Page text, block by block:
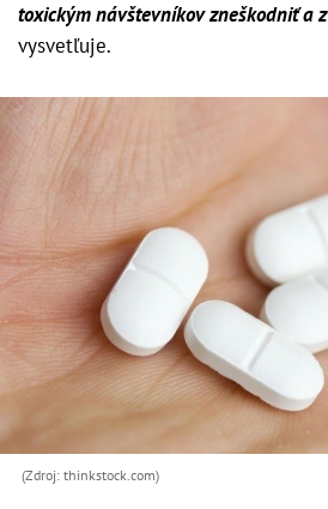
toxickým návštevníkov zneškodniť a
vysvetľuje.
(Zdroj: thinkstock.com)